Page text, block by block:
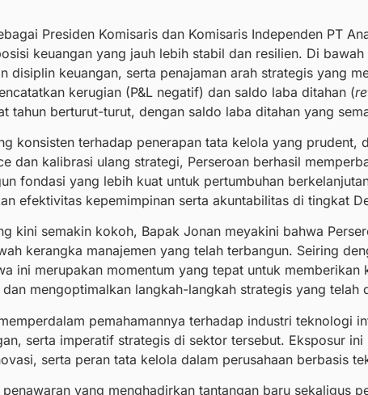
Presiden Komisaris dan Komisaris Independen PT
keuangan yang jauh lebih stabil dan resilien. Di
disiplin keuangan, serta penajaman arah strategis yang
kerugian (P&L negatif) dan saldo laba ditahan (
tahun berturut-turut, dengan saldo laba ditahan yang
konsisten terhadap penerapan tata kelola yang
dan kalibrasi ulang strategi, Perseroan berhasil
fondasi yang lebih kuat untuk pertumbuhan
efektivitas kepemimpinan serta akuntabilitas di tingkat
kini semakin kokoh, Bapak Jonan meyakini bahwa
kerangka manajemen yang telah terbangun. Seiring
ini merupakan momentum yang tepat untuk
mengoptimalkan langkah-langkah strategis yang telah
pemahamannya terhadap industri teknologi
serta imperatif strategis di sektor tersebut. Eksposur
serta peran tata kelola dalam perusahaan berbasis
yang menghadirkan tantangan baru sekaligus